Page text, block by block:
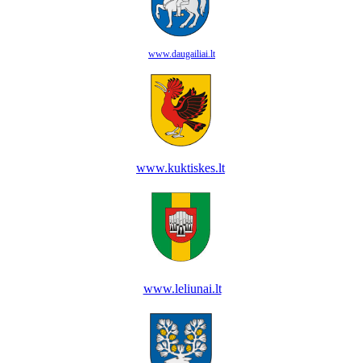
www.daugailiai.lt
www.kuktiskes.lt
www.leliunai.lt